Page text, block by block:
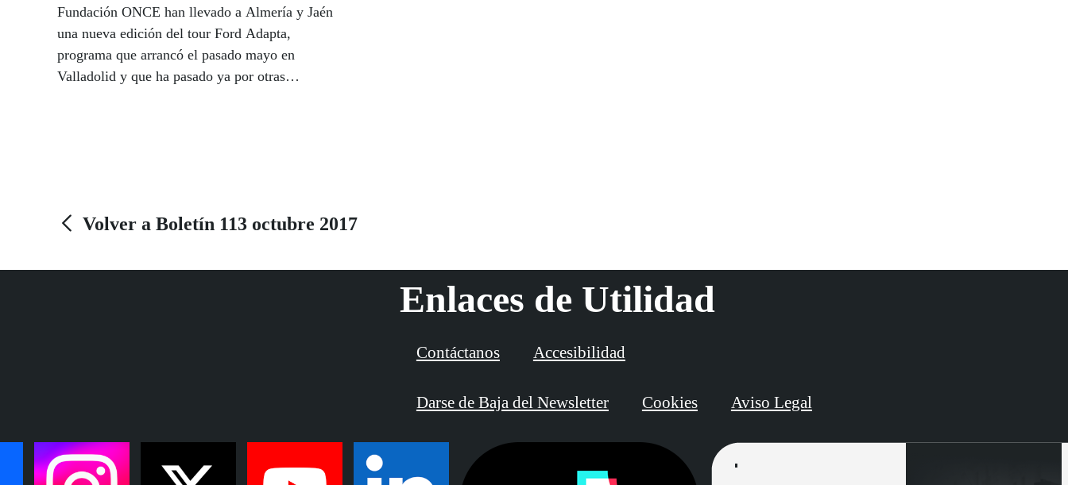
Fundación ONCE han llevado a Almería y Jaén
una nueva edición del tour Ford Adapta,
programa que arrancó el pasado mayo en
Valladolid y que ha pasado ya por otras
Volver a Boletín 113 octubre 2017
Enlaces de Utilidad
Contáctanos Accesibilidad
Darse de Baja del Newsletter Cookies Aviso Legal